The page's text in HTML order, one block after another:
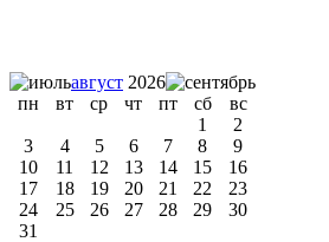
август 2026
пн
вт ср чт пт сб
вс
1
2
3
4 5 6 7 8
9
10
11 12 13 14 15
16
17
18 19 20 21 22
23
24
25 26 27 28 29
30
31